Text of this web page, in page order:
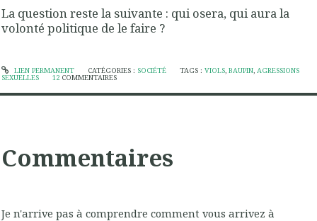
La question reste la suivante : qui osera, qui aura la
volonté politique de le faire ?
LIEN PERMANENT CATÉGORIES : SOCIÉTÉ TAGS :VIOLS,BAUPIN,AGRESSIONS
SEXUELLES 12 COMMENTAIRES
Commentaires
Je n'arrive pas à comprendre comment vous arrivez à